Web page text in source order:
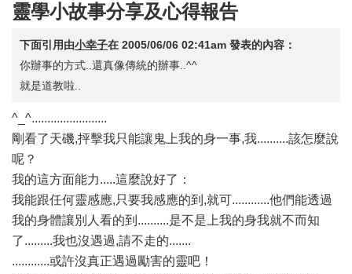
靈學小故事分享及心得報告
下面引用由小幸子在 2005/06/06 02:41am 發表的內容：
你辦事的方式..還真像傳統的辦事..^^
就是道教啦..
^_^........................
剛看了天磯,抨擊我只能讓鬼上我的身一事,我..........該怎麼說
呢？
我的這方面能力.....這麼說好了：
我能跟任何靈感應,只要我感應的到,就可............他們能透過
我的身體讓別人看的到..........是不是上我的身我就不而知
了.........我也沒遇過,請不走的.......
............或許沒真正遇過勵害的靈吧！